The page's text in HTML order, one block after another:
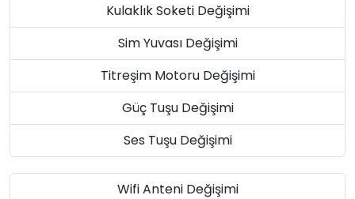
Kulaklık Soketi Değişimi
Sim Yuvası Değişimi
Titreşim Motoru Değişimi
Güç Tuşu Değişimi
Ses Tuşu Değişimi
Wifi Anteni Değişimi